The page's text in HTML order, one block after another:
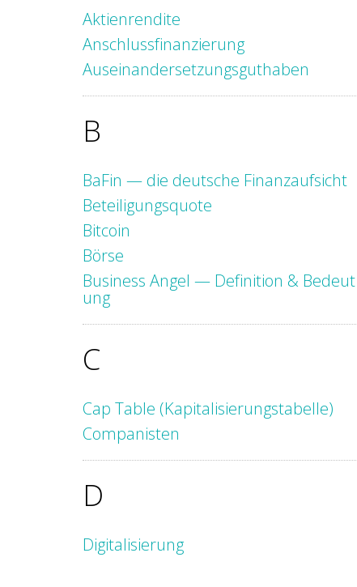
Aktienrendite
Anschlussfinanzierung
Auseinandersetzungsguthaben
B
BaFin — die deutsche Finanzaufsicht
Beteiligungsquote
Bitcoin
Börse
Business Angel — Definition & Bedeut
ung
C
Cap Table (Kapitalisierungstabelle)
Companisten
D
Digitalisierung